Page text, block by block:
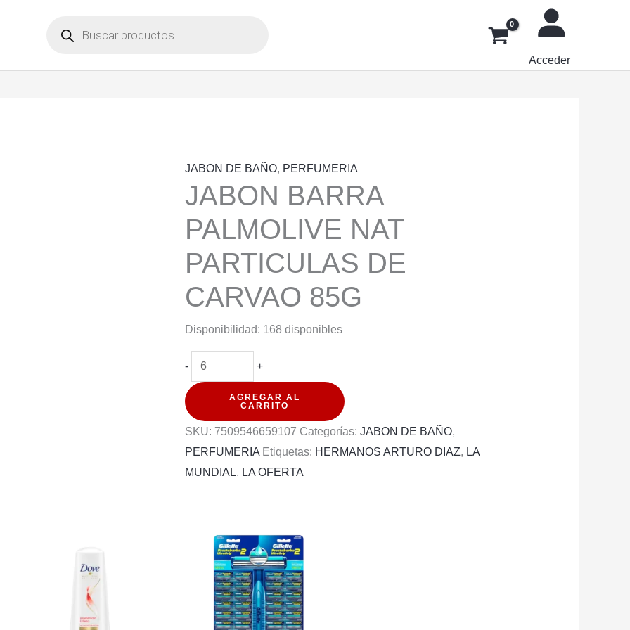
productos
Acceder
JABON DE BAÑO, PERFUMERIA
JABON BARRA
PALMOLIVE NAT
PARTICULAS DE
CARVAO 85G
Disponibilidad: 168 disponibles
-
JABON
BARRA
PALMOLIVE
NAT
+
AGREGAR AL
CARRITO
SKU: 7509546659107 Categorías:JABON DE BAÑO,
PERFUMERIA Etiquetas: HERMANOS ARTURO DIAZ, LA
MUNDIAL, LA OFERTA